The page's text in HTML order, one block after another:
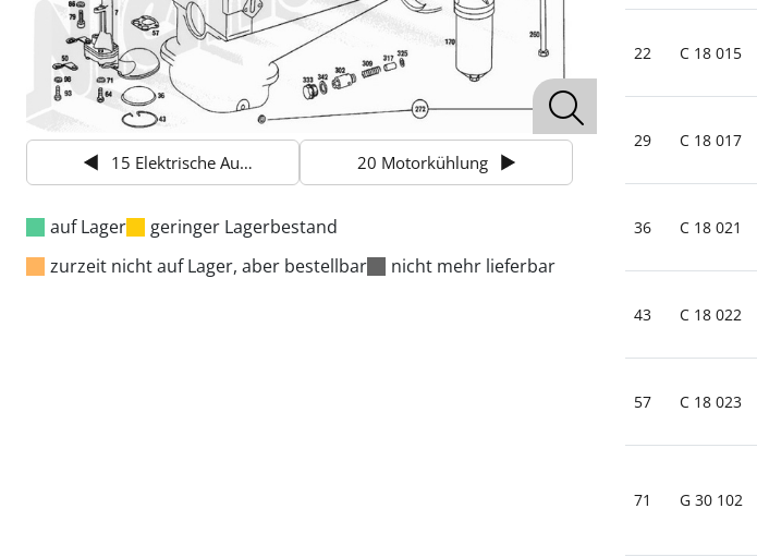
15 Elektrische Ausrüstung am Motor 20 Motorkühlung
auf Lager
geringer Lagerbestand
zurzeit nicht auf Lager, aber bestellbar
nicht mehr lieferbar
22 C 18 015
29 C 18 017
36 C 18 021
43 C 18 022
57 C 18 023
71 G 30 102